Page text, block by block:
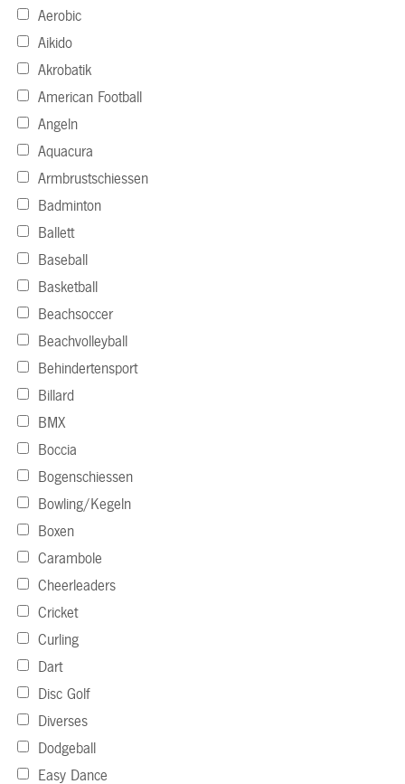
Aerobic
Aikido
Akrobatik
American Football
Angeln
Aquacura
Armbrustschiessen
Badminton
Ballett
Baseball
Basketball
Beachsoccer
Beachvolleyball
Behindertensport
Billard
BMX
Boccia
Bogenschiessen
Bowling/Kegeln
Boxen
Carambole
Cheerleaders
Cricket
Curling
Dart
Disc Golf
Diverses
Dodgeball
Easy Dance